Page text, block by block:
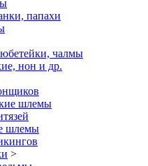
папахи
чалмы
нон и др.
шлемы
шлемы
>